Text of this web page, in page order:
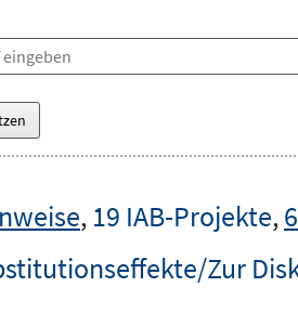
, 19 IAB-Projekte,
Zur